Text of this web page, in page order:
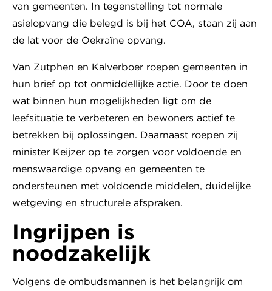
van gemeenten. In tegenstelling tot normale
asielopvang die belegd is bij het COA, staan zij aan
de lat voor de Oekraïne opvang.
Van Zutphen en Kalverboer roepen gemeenten in
hun brief op tot onmiddellijke actie. Door te doen
wat binnen hun mogelijkheden ligt om de
leefsituatie te verbeteren en bewoners actief te
betrekken bij oplossingen. Daarnaast roepen zij
minister Keijzer op te zorgen voor voldoende en
menswaardige opvang en gemeenten te
ondersteunen met voldoende middelen, duidelijke
wetgeving en structurele afspraken.
Ingrijpen is
noodzakelijk
Volgens de ombudsmannen is het belangrijk om